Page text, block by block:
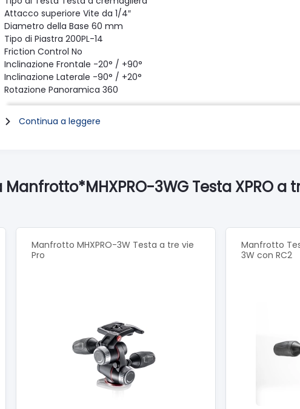
Attacco superiore Vite da 1/4″
Diametro della Base 60 mm
Tipo di Piastra 200PL-14
Friction Control No
Inclinazione Frontale -20° / +90°
Inclinazione Laterale -90° / +20°
Rotazione Panoramica 360
Bloccaggio Sfera No
Livella a bolla 3
Colore Nero
Blocco Indipendente dell'Inclinazione yes
temperatura di Lavoro Massima 60 C
Fluidità del Panoramico None
Quick Release Si
altezza di lavoro 13 cm
Continua a leggere
3WG Testa XPRO
Manfrotto MHXPRO-3W Testa a tre vie
Pro
Manfrotto
3W con RC2